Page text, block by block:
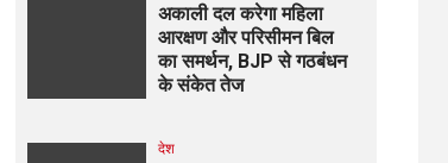
अकाली दल करेगा महिला
आरक्षण और परिसीमन बिल
का समर्थन, BJP से गठबंधन
के संकेत तेज
देश